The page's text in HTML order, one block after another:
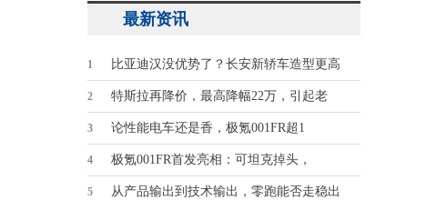
最新资讯
1 比亚迪汉没优势了？长安新轿车造型更高
2 特斯拉再降价，最高降幅22万，引起老
3 论性能电车还是香，极氪001FR超1
4 极氪001FR首发亮相：可坦克掉头，
5 从产品输出到技术输出，零跑能否走稳出